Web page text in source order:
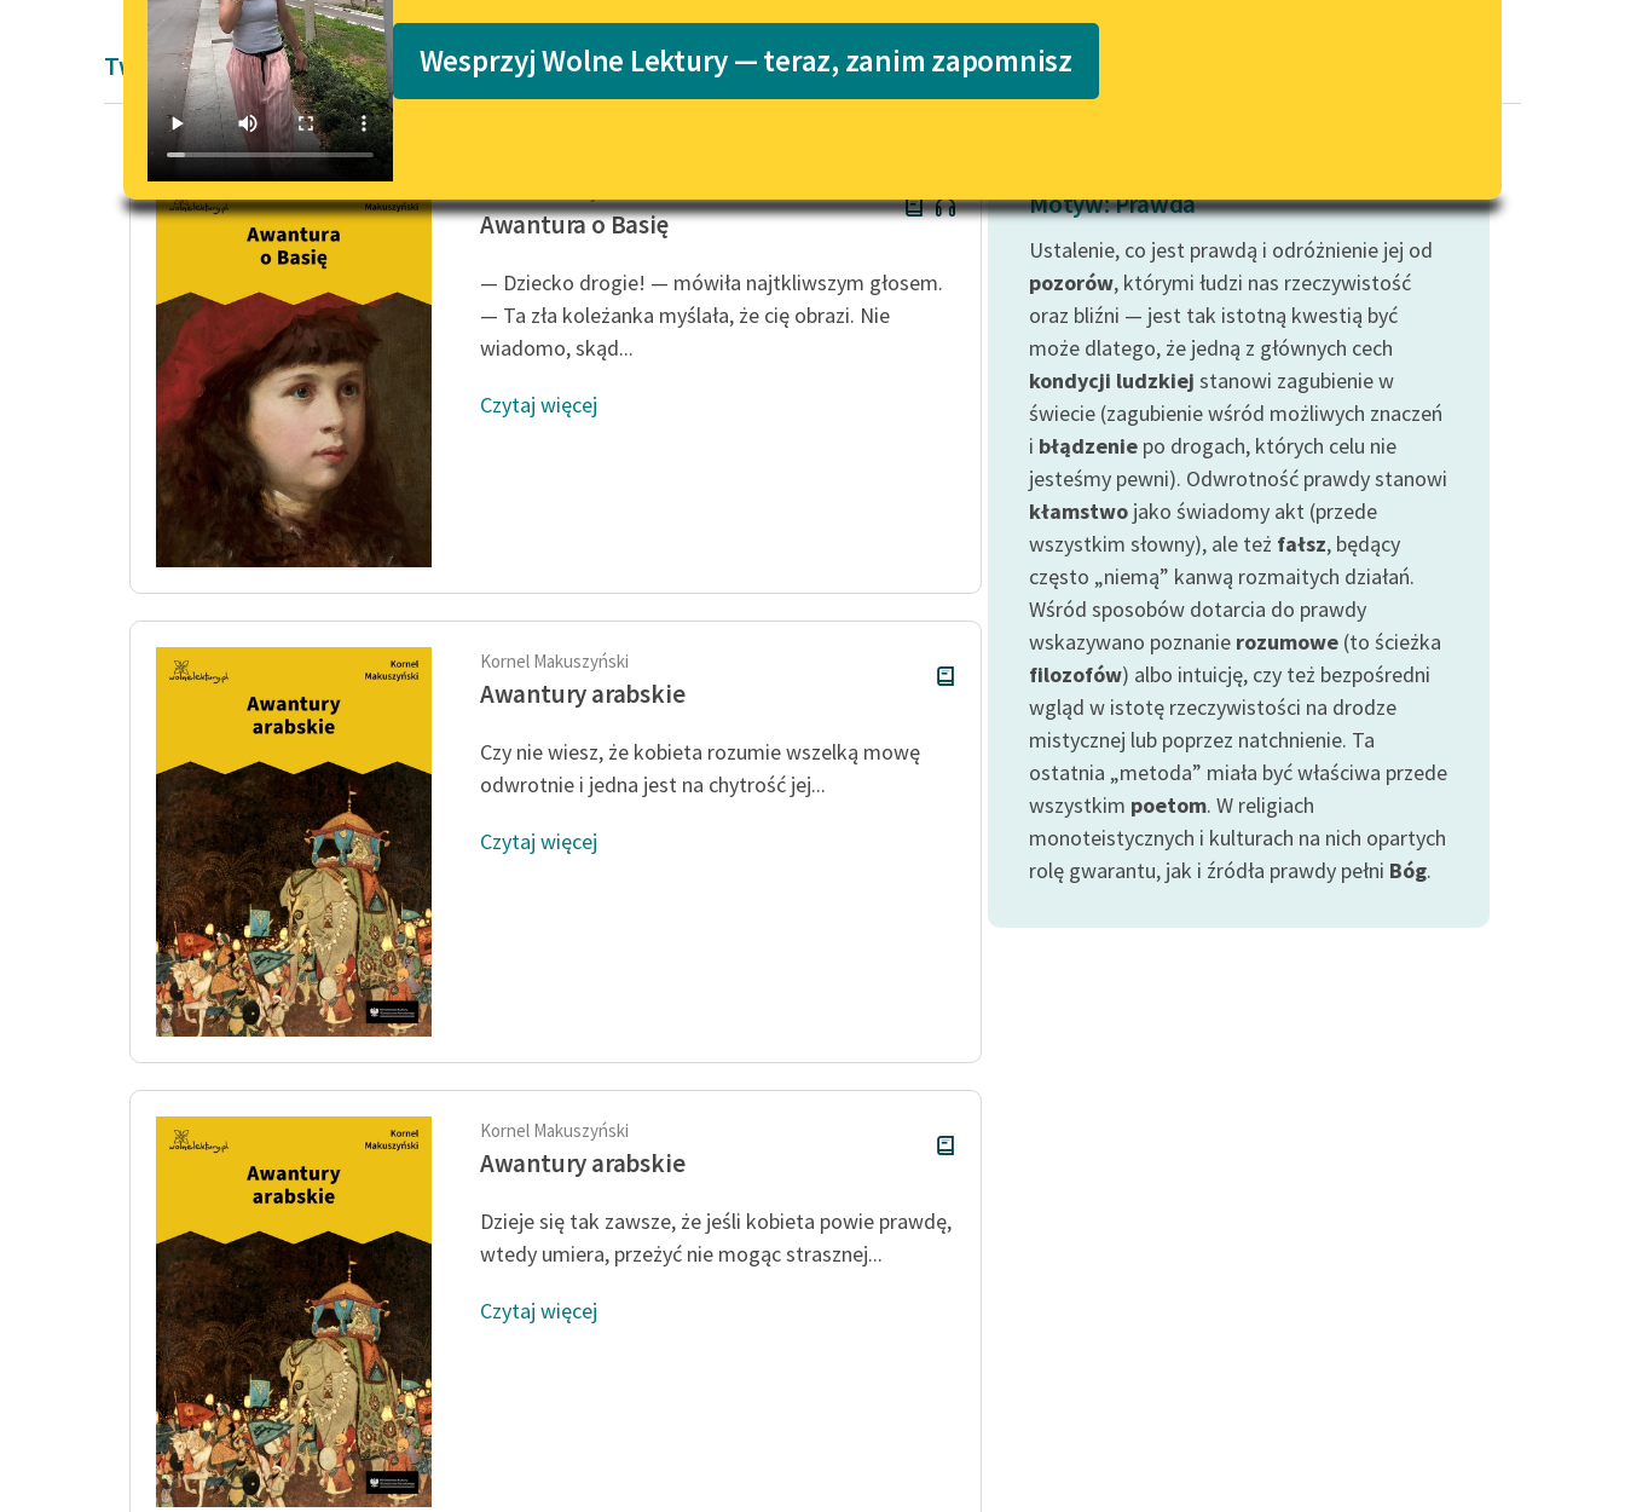
Lektury szkolne i klasyka
literatury do słuchania dla
E-kolekcja lektur szkolnych i
literatury do słuchania dla
niepełnosprawnościami
Feministyczne inspiracje.
Popularyzacja skandynawskiej
Katalog
Katalog w formacie PDF
wrażliwych
Deklaracja dostępności
Wesprzyj Wolne Lektury — teraz, zanim zapomnisz
Twórczość Kornela Makuszyńskiego
Awantura o Basię
— Dziecko drogie! — mówiła najtkliwszym głosem.
— Ta zła koleżanka myślała, że cię obrazi. Nie
wiadomo, skąd...
Czytaj więcej
Kornel Makuszyński
Awantury arabskie
Czy nie wiesz, że kobieta rozumie wszelką mowę
odwrotnie i jedna jest na chytrość jej...
Czytaj więcej
Kornel Makuszyński
Awantury arabskie
Dzieje się tak zawsze, że jeśli kobieta powie prawdę,
wtedy umiera, przeżyć nie mogąc strasznej...
Czytaj więcej
Motyw: Prawda
Ustalenie, co jest prawdą i odróżnienie jej od
pozorów, którymi łudzi nas rzeczywistość
oraz bliźni — jest tak istotną kwestią być
może dlatego, że jedną z głównych cech
kondycji ludzkiej stanowi zagubienie w
świecie (zagubienie wśród możliwych znaczeń
i błądzenie po drogach, których celu nie
jesteśmy pewni). Odwrotność prawdy stanowi
kłamstwo jako świadomy akt (przede
wszystkim słowny), ale też fałsz, będący
często „niemą” kanwą rozmaitych działań.
Wśród sposobów dotarcia do prawdy
wskazywano poznanie rozumowe (to ścieżka
filozofów) albo intuicję, czy też bezpośredni
wgląd w istotę rzeczywistości na drodze
mistycznej lub poprzez natchnienie. Ta
ostatnia „metoda” miała być właściwa przede
wszystkim poetom. W religiach
monoteistycznych i kulturach na nich opartych
rolę gwarantu, jak i źródła prawdy pełni Bóg.